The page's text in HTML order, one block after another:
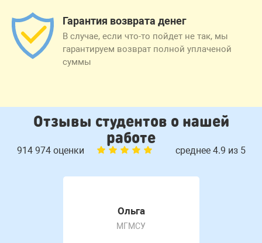
Гарантия возврата денег
В случае, если что-то пойдет не так, мы
гарантируем возврат полной уплаченой
суммы
Отзывы студентов о нашей
работе
914 974 оценки среднее 4.9 из 5
Ольга
МГМСУ